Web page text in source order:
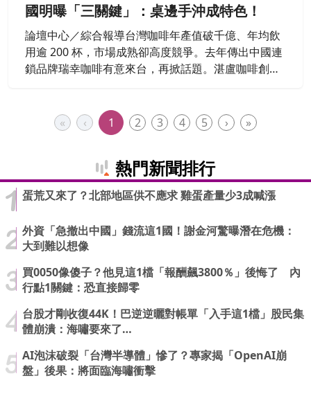
國明曝「三關鍵」：桌邊手沖成特色！
論壇中心／綜合報導台灣咖啡年產值破千億、年均飲
用逾 200 杯，市場成熟卻高度競爭。去年傳出中國連
鎖品牌瑞幸咖啡有意來台，再掀話題。湛盧咖啡創辦
業除熱情，更需人格特質與財務管理，而品牌招牌的
桌邊手沖，正源自客人一句回饋。
« ‹ 1 2 3 4 5 › »
熱門新聞排行
蛋荒又來了？北部地區供不應求 雞蛋產量少3成喊漲
外資「急撤出中國」錢流這1國！謝金河驚曝潛在危機：
大到難以想像
買0050像傻子？他見這1檔「報酬飆3800％」後悔了 內
行點1關鍵：恐直接歸零
台股才剛收復44K！巴逆逆曬對帳單「入手這1檔」股民集
體崩潰：海嘯要來了…
AI泡沫破裂「台灣半導體」慘了？專家揭「OpenAI崩
盤」後果：將面臨海嘯衝擊